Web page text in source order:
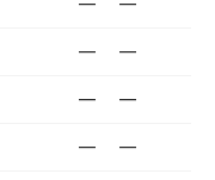
— —
— —
— —